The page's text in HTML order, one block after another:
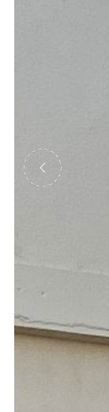
Précédent